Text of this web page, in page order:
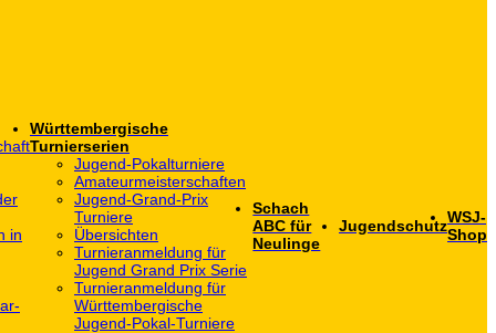
in
Württembergische
Turnierserien
Jugend-Pokalturniere
Amateurmeisterschaften
Jugend-Grand-Prix
Turniere
Übersichten
Turnieranmeldung für
Jugend Grand Prix Serie
Turnieranmeldung für
Württembergische
Jugend-Pokal-Turniere
Schach
ABC für
Neulinge
JugendschutzWSJ-
Shop